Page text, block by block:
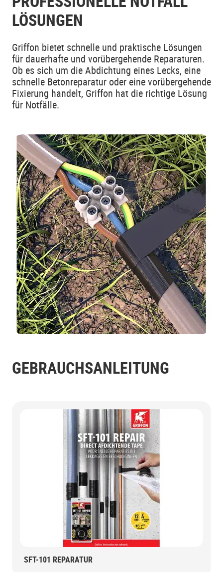
LÖSUNGEN
Griffon bietet schnelle und praktische Lösungen
für dauerhafte und vorübergehende Reparaturen.
Ob es sich um die Abdichtung eines Lecks, eine
schnelle Betonreparatur oder eine vorübergehende
Fixierung handelt, Griffon hat die richtige Lösung
für Notfälle.
GEBRAUCHSANLEITUNG
SFT-101 REPARATUR